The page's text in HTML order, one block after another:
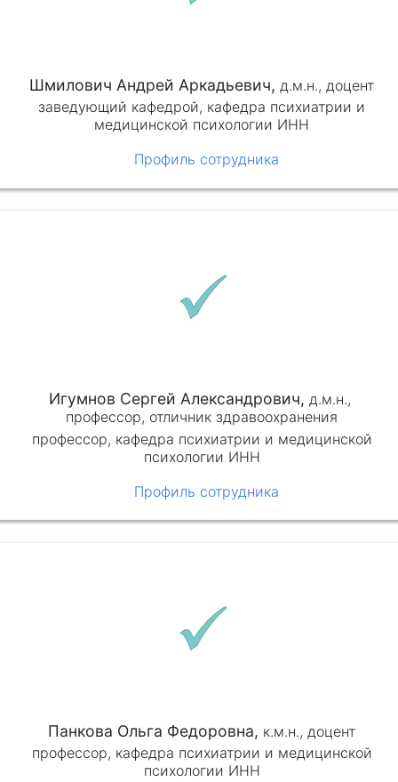
Шмилович Андрей Аркадьевич, д.м.н., доцент
заведующий кафедрой, кафедра психиатрии и
медицинской психологии ИНН
Профиль сотрудника
Игумнов Сергей Александрович, д.м.н.,
профессор, отличник здравоохранения
профессор, кафедра психиатрии и медицинской
психологии ИНН
Профиль сотрудника
Панкова Ольга Федоровна, к.м.н., доцент
профессор, кафедра психиатрии и медицинской
психологии ИНН